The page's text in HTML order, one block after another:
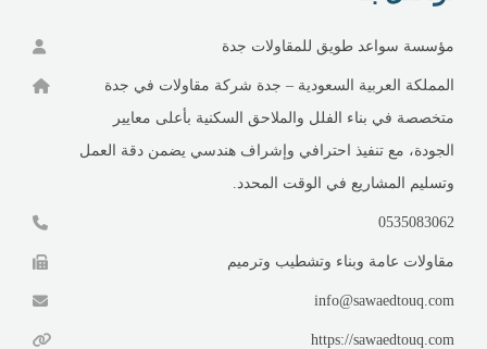
مؤسسة سواعد طويق للمقاولات جدة
المملكة العربية السعودية – جدة شركة مقاولات في جدة
متخصصة في بناء الفلل والملاحق السكنية بأعلى معايير
الجودة، مع تنفيذ احترافي وإشراف هندسي يضمن دقة العمل
وتسليم المشاريع في الوقت المحدد.
0535083062
مقاولات عامة وبناء وتشطيب وترميم
info@sawaedtouq.com
https://sawaedtouq.com